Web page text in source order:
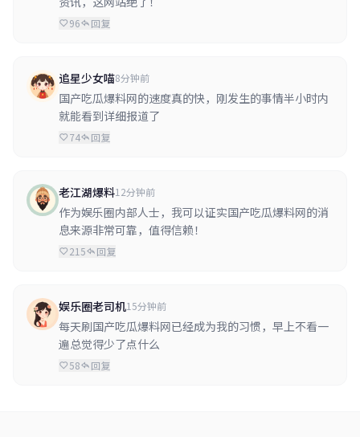
96 回复
追星少女喵8分钟前
国产吃瓜爆料网的速度真的快，刚发生的事情半小时内
就能看到详细报道了
74 回复
老江湖爆料12分钟前
作为娱乐圈内部人士，我可以证实国产吃瓜爆料网的消
息来源非常可靠，值得信赖！
215 回复
娱乐圈老司机15分钟前
每天刷国产吃瓜爆料网已经成为我的习惯，早上不看一
遍总觉得少了点什么
58 回复